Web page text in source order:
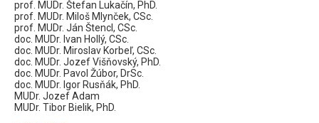
prof. MUDr. Štefan Lukačín, PhD.
prof. MUDr. Miloš Mlynček, CSc.
prof. MUDr. Ján Štencl, CSc.
doc. MUDr. Ivan Hollý, CSc.
doc. MUDr. Miroslav Korbeľ, CSc.
doc. MUDr. Jozef Višňovský, PhD.
doc. MUDr. Pavol Žúbor, DrSc.
doc. MUDr. Igor Rusňák, PhD.
MUDr. Jozef Adam
MUDr. Tibor Bielik, PhD.